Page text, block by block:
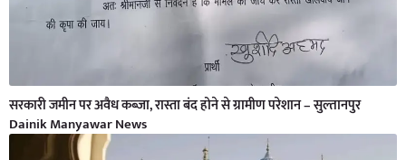
सरकारी जमीन पर अवैध कब्जा, रास्ता बंद होने से ग्रामीण परेशान – सुल्तानपुर
Dainik Manyawar News